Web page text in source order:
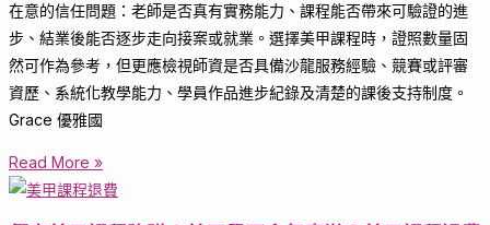
在意的信任問題：老師是否真有實務能力、課程能否帶來可驗證的進
步、結業後能否逐步走向接案或就業。選擇美甲課程時，證照數量固
然可作為參考，但更應檢視師資是否具備沙龍服務經驗、競賽或評審
資歷、系統化教學能力、學員作品進步紀錄及清楚的課後支持制度。
Grace 優雅國
Read More »